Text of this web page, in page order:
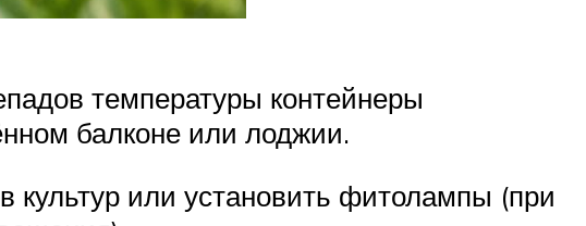
температуры контейнеры
балконе или лоджии.
культур или установить фитолампы (при